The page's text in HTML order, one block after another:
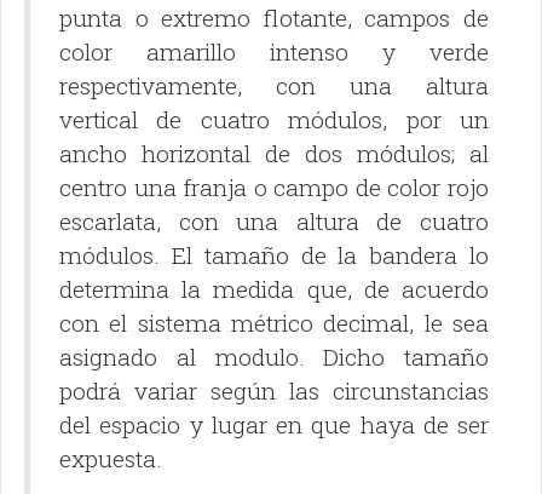
punta o extremo flotante, campos de
color amarillo intenso y verde
respectivamente, con una altura
vertical de cuatro módulos, por un
ancho horizontal de dos módulos; al
centro una franja o campo de color rojo
escarlata, con una altura de cuatro
módulos. El tamaño de la bandera lo
determina la medida que, de acuerdo
con el sistema métrico decimal, le sea
asignado al modulo. Dicho tamaño
podrá variar según las circunstancias
del espacio y lugar en que haya de ser
expuesta.